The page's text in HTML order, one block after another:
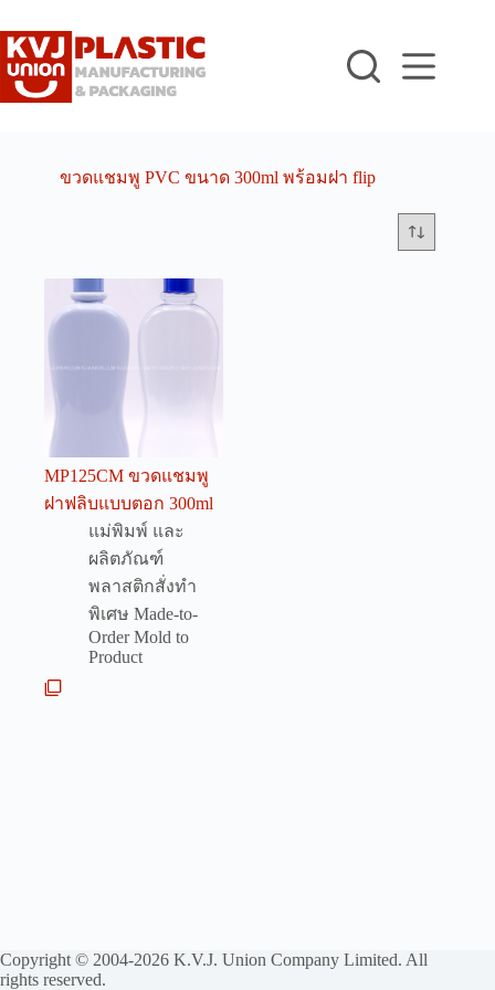
to
content
ขวดแชมพู PVC ขนาด 300ml พร้อมฝา flip
MP125CM ขวดแชมพู
ฝาฟลิบแบบตอก 300ml
แม่พิมพ์ และ
ผลิตภัณฑ์
พลาสติกสั่งทำ
พิเศษ Made-to-
Order Mold to
Product
Copyright © 2004-2026 K.V.J. Union Company Limited. All
rights reserved.